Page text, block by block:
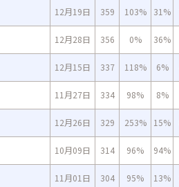
12月19日 359 103% 31%
12月28日 356 0% 36%
12月15日 337 118% 6%
11月27日 334 98% 8%
12月26日 329 253% 15%
10月09日 314 96% 94%
11月01日 304 95% 13%